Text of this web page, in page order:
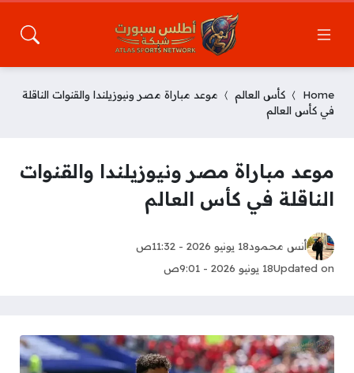
Home كأس العالم
موعد مباراة مصر ونيوزيلندا والقنوات الناقلة
في كأس العالم
موعد مباراة مصر ونيوزيلندا والقنوات
الناقلة في كأس العالم
أنس محمود18 يونيو 2026 - 11:32ص
Updated on18 يونيو 2026 - 9:01ص